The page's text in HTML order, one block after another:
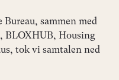
sammen med
BLOXHUB, Housing
tok vi samtalen ned